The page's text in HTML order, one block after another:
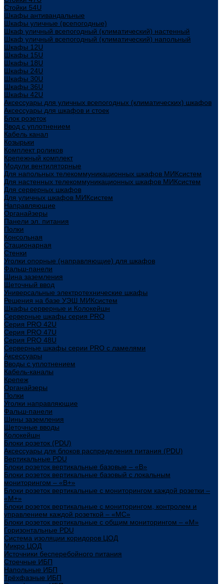
Стойки 54U
Шкафы антивандальные
Шкафы уличные (всепогодные)
Шкаф уличный всепогодный (климатический) настенный
Шкаф уличный всепогодный (климатический) напольный
Шкафы 12U
Шкафы 15U
Шкафы 18U
Шкафы 24U
Шкафы 30U
Шкафы 36U
Шкафы 42U
Аксессуары для уличных всепогодных (климатических) шкафов
Аксессуары для шкафов и стоек
Блок розеток
Ввод с уплотнением
Кабель канал
Козырьки
Комплект роликов
Крепежный комплект
Модули вентиляторные
Для напольных телекоммуникационных шкафов МИКсистем
Для настенных телекоммуникационных шкафов МИКсистем
Для серверных шкафов
Для уличных шкафов МИКсистем
Направляющие
Органайзеры
Панели эл. питания
Полки
Консольная
Стационарная
Стенки
Уголки опорные (направляющие) для шкафов
Фальш-панели
Шина заземления
Щеточный ввод
Универсальные электротехнические шкафы
Решения на базе УЭШ МИКсистем
Шкафы серверные и Колокейшн
Серверные шкафы серия PRO
Серия PRO 42U
Серия PRO 47U
Серия PRO 48U
Серверные шкафы серии PRO с ламелями
Аксессуары
Вводы с уплотнением
Кабель-каналы
Крепеж
Органайзеры
Полки
Уголки направляющие
Фальш-панели
Шины заземления
Щеточные вводы
Колокейшн
Блоки розеток (PDU)
Аксессуары для блоков распределения питания (PDU)
Вертикальные PDU
Блоки розеток вертикальные базовые – «В»
Блоки розеток вертикальные базовый с локальным
мониторингом – «В+»
Блоки розеток вертикальные с мониторингом каждой розетки –
«М+»
Блоки розеток вертикальные с мониторингом, контролем и
управлением каждой розеткой – «МС»
Блоки розеток вертикальные с общим мониторингом – «М»
Горизонтальные PDU
Система изоляции коридоров ЦОД
Микро ЦОД
Источники бесперебойного питания
Стоечные ИБП
Напольные ИБП
Трёхфазные ИБП